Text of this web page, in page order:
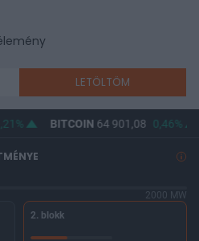
LETÖLTÖM
BITCOIN 64 901,08 0,46% BUX
2000 MW
2. blokk